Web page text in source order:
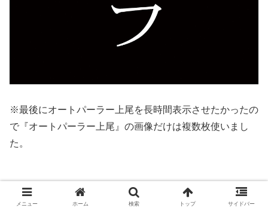
※最後にオートパーラー上尾を長時間表示させたかったの
で『オートパーラー上尾』の画像だけは複数枚使いまし
た。
メニュー ホーム 検索 トップ サイドバー